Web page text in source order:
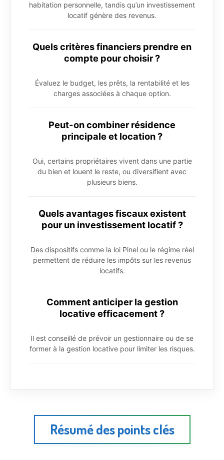
habitation personnelle, tandis qu’un investissement
locatif génère des revenus.
Quels critères financiers prendre en
compte pour choisir ?
Évaluez le budget, les prêts, la rentabilité et les
charges associées à chaque option.
Peut-on combiner résidence
principale et location ?
Oui, certains propriétaires vivent dans une partie
du bien et louent le reste, ou diversifient avec
plusieurs biens.
Quels avantages fiscaux existent
pour un investissement locatif ?
Des dispositifs comme la loi Pinel ou le régime réel
permettent de réduire les impôts sur les revenus
locatifs.
Comment anticiper la gestion
locative efficacement ?
Il est conseillé de prévoir un gestionnaire ou de se
former à la gestion locative pour limiter les risques.
Résumé des points clés